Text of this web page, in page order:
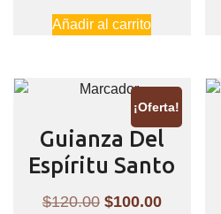
precio
original
$120.00.
$100.00.
Añadir al carrito
¡Oferta!
Guianza Del
Espíritu Santo
$120.00 El
$100.00El